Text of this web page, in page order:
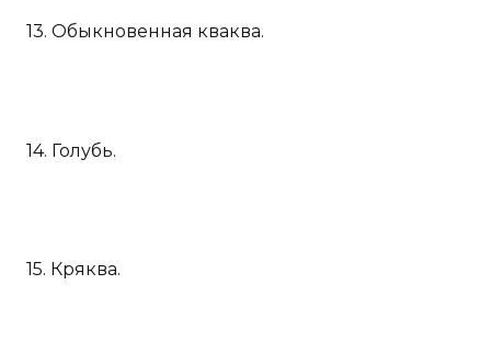
13. Обыкновенная кваква.
14. Голубь.
15. Кряква.